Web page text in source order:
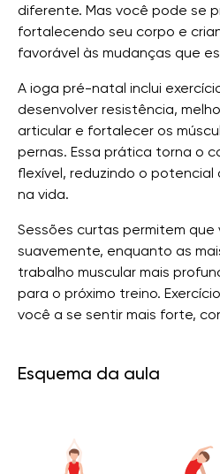
diferente. Mas você pode se
fortalecendo seu corpo e
favorável às mudanças que
A ioga pré-natal inclui
desenvolver resistência,
articular e fortalecer os
pernas. Essa prática torna o
flexível, reduzindo o
na vida.
Sessões curtas permitem
suavemente, enquanto as
trabalho muscular mais
para o próximo treino.
você a se sentir mais forte,
Esquema da aula